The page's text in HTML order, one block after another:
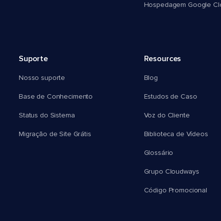
Hospedagem Google
Suporte
Nosso suporte
Base de Conhecimento
Status do Sistema
Migração de Site Grátis
Resources
Blog
Estudos de Caso
Voz do Cliente
Biblioteca de Vídeos
Glossário
Grupo Cloudways
Código Promocional